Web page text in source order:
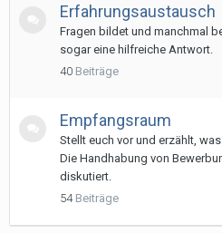
Erfahrungsaustausch
Fragen bildet und manchmal
sogar eine hilfreiche Antwort.
40 Beiträge
Empfangsraum
Stellt euch vor und erzählt,
Die Handhabung von
diskutiert.
54 Beiträge